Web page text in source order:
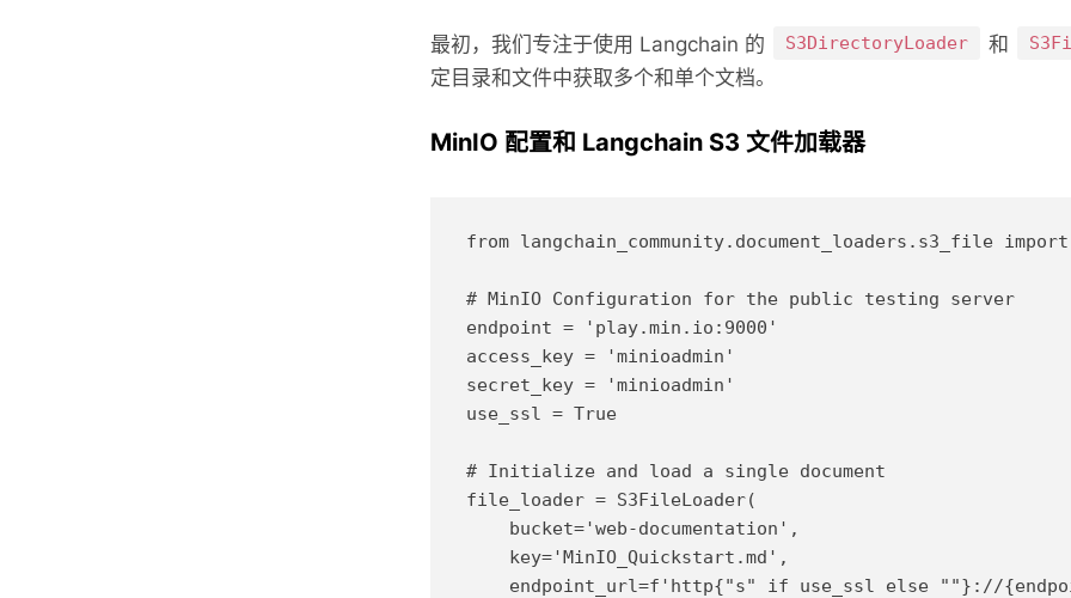
最初，我们专注于使用 Langchain 的 S3DirectoryLoader 和
定目录和文件中获取多个和单个文档。
MinIO 配置和 Langchain S3 文件加载器
from langchain_community.document_loaders.s3_file
# MinIO Configuration for the public testing server
endpoint = 'play.min.io:9000'
access_key = 'minioadmin'
secret_key = 'minioadmin'
use_ssl = True
# Initialize and load a single document
file_loader = S3FileLoader(
    bucket='web-documentation',
    key='MinIO_Quickstart.md',
endpoint_url=f'http{"s" if use_ssl else ""}://